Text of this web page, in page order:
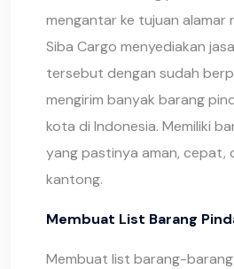
mengantar ke tujuan alamar
Siba Cargo menyediakan
tersebut dengan sudah
mengirim banyak barang
kota di Indonesia. Memiliki
yang pastinya aman, cepat,
kantong.
Membuat List Barang
Membuat list barang-